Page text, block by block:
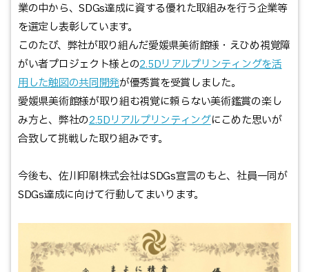
業の中から、SDGs達成に資する優れた取組みを行う企業等
を選定し表彰しています。
このたび、弊社が取り組んだ愛媛県美術館様・えひめ視覚障
がい者プロジェクト様との2.5Dリアルプリンティングを活
用した触図の共同開発が優秀賞を受賞しました。
愛媛県美術館様が取り組む視覚に頼らない美術鑑賞の楽し
み方と、弊社の2.5Dリアルプリンティングにこめた思いが
合致して挑戦した取り組みです。
今後も、佐川印刷株式会社はSDGs宣言のもと、社員一同が
SDGs達成に向けて行動してまいります。